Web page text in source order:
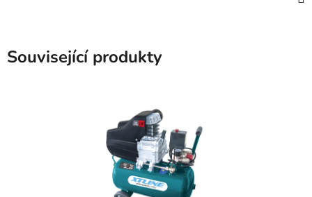
Související produkty